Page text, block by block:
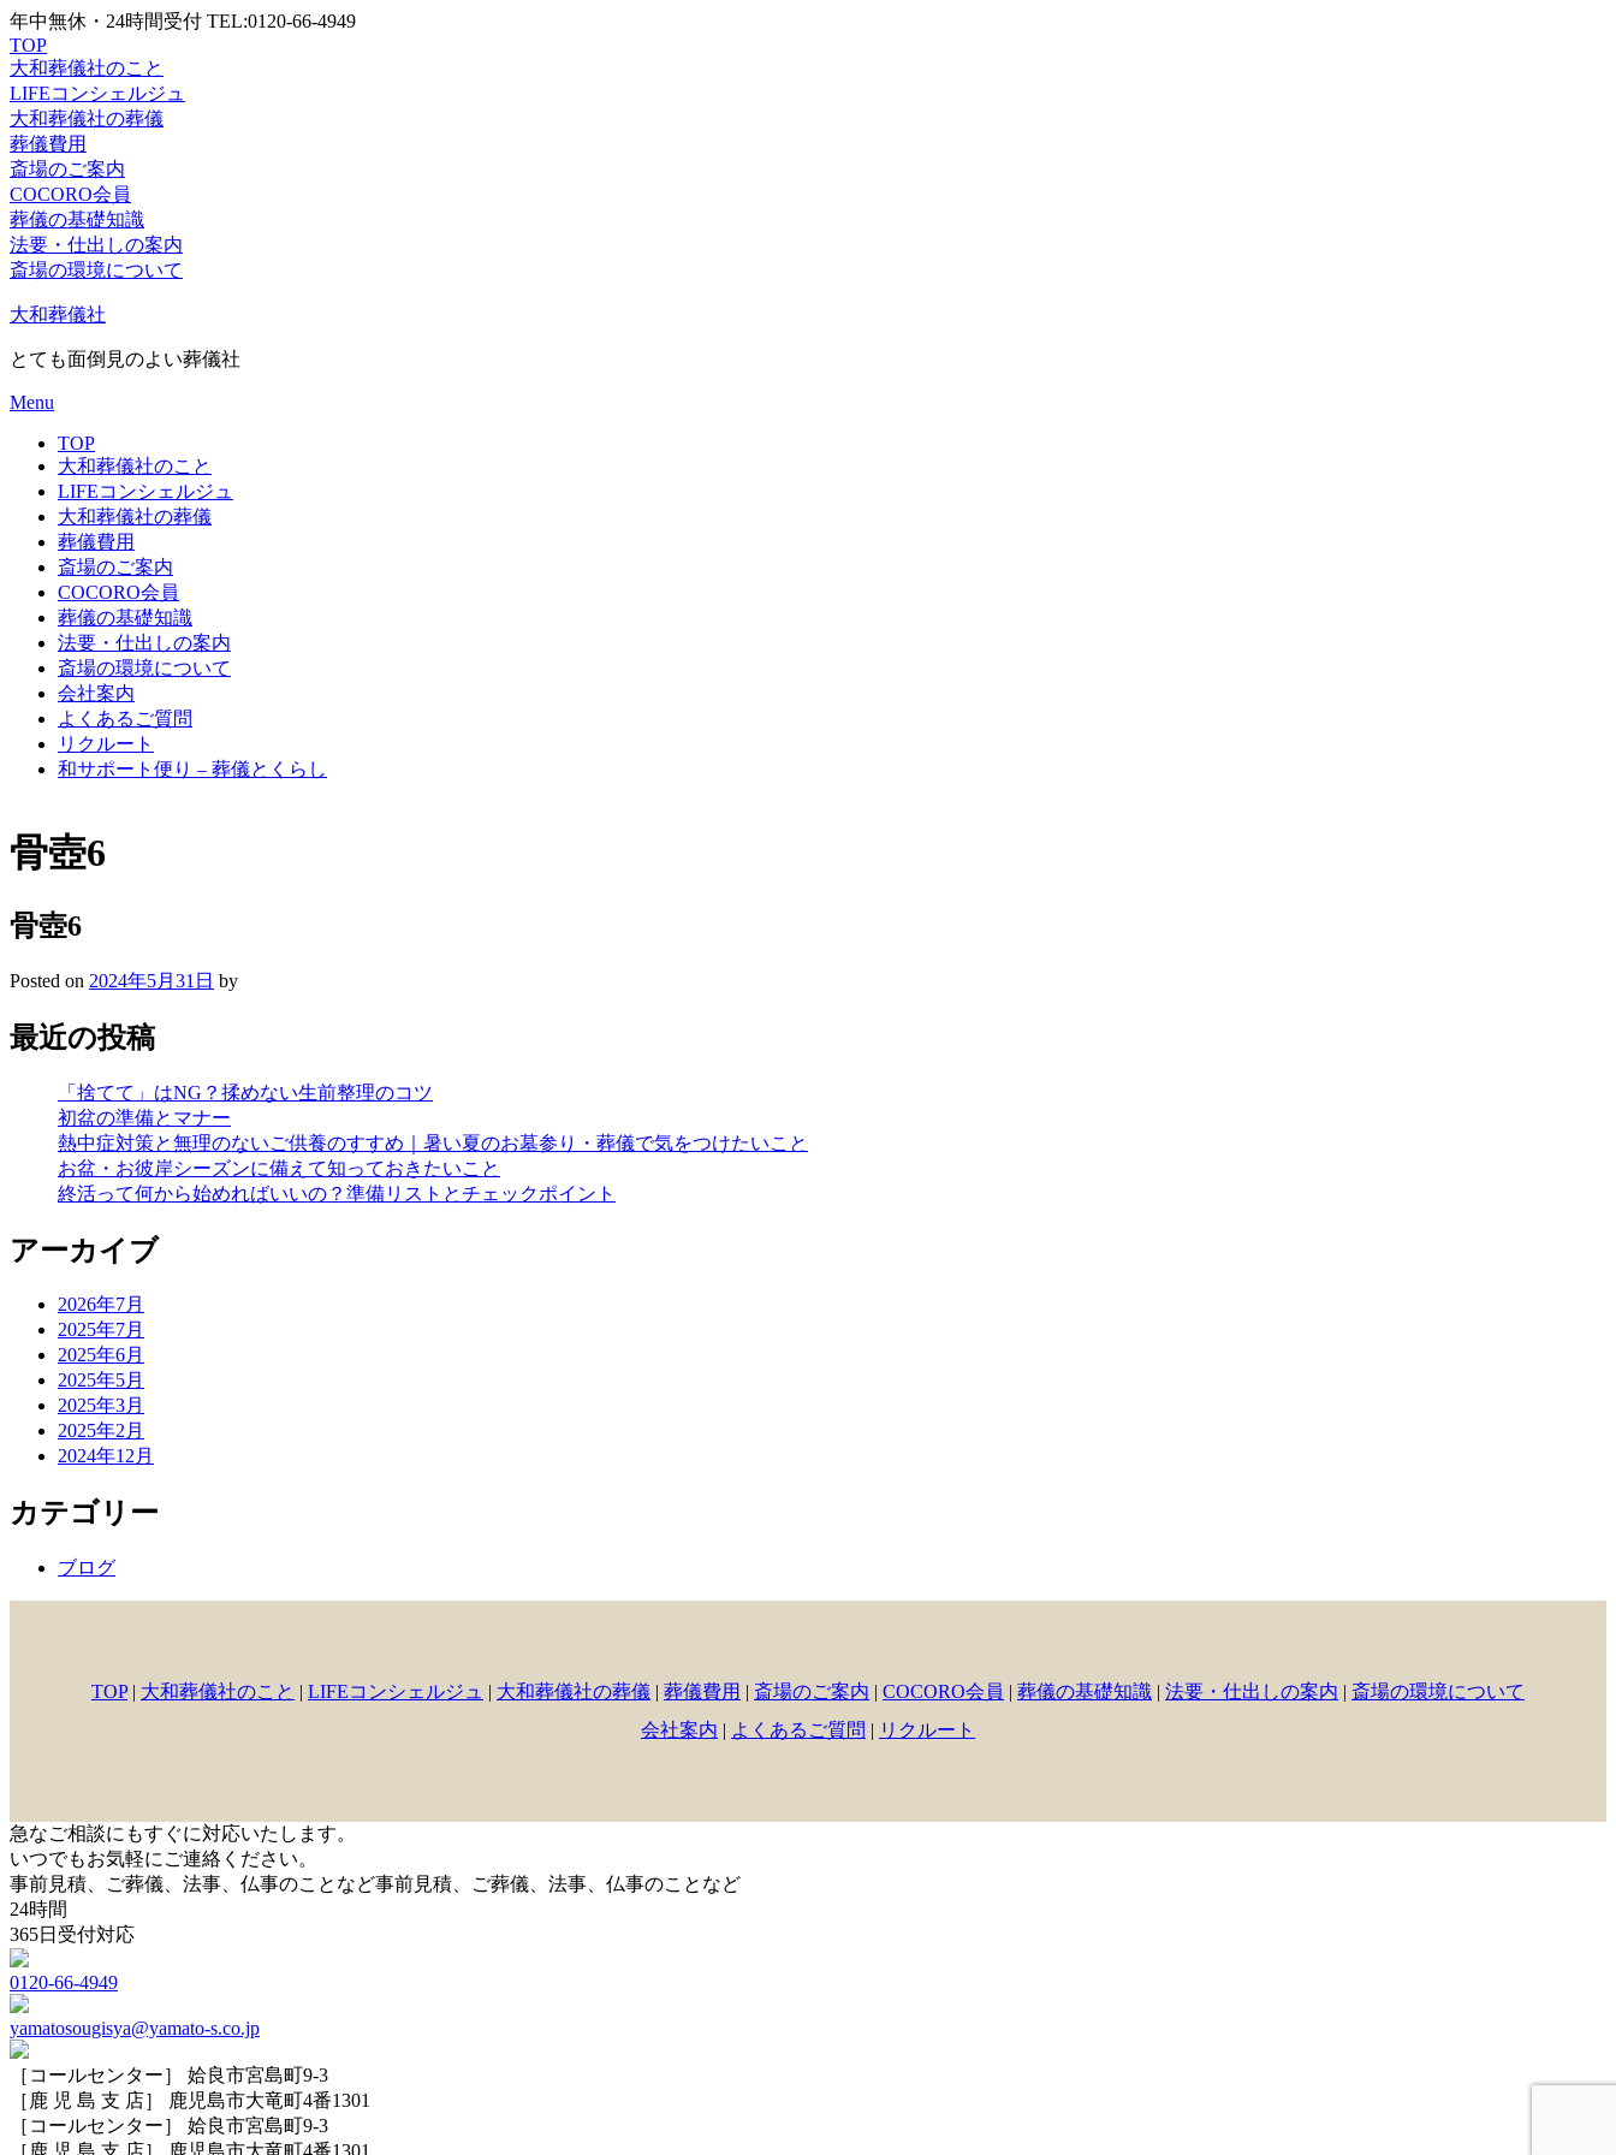
年中無休・24時間受付 TEL:0120-66-4949
TOP
大和葬儀社のこと
LIFEコンシェルジュ
大和葬儀社の葬儀
葬儀費用
斎場のご案内
COCORO会員
葬儀の基礎知識
法要・仕出しの案内
斎場の環境について
Skip
content
大和葬儀社
とても面倒見のよい葬儀社
Menu
TOP
大和葬儀社のこと
LIFEコンシェルジュ
大和葬儀社の葬儀
葬儀費用
斎場のご案内
COCORO会員
葬儀の基礎知識
法要・仕出しの案内
斎場の環境について
会社案内
よくあるご質問
リクルート
和サポート便り – 葬儀とくらし
骨壺6
骨壺6
Posted on 2024年5月31日 by
最近の投稿
「捨てて」はNG？揉めない生前整理のコツ
初盆の準備とマナー
熱中症対策と無理のないご供養のすすめ｜暑い夏のお墓参り・葬儀で気をつけたいこと
お盆・お彼岸シーズンに備えて知っておきたいこと
終活って何から始めればいいの？準備リストとチェックポイント
アーカイブ
2026年7月
2025年7月
2025年6月
2025年5月
2025年3月
2025年2月
2024年12月
カテゴリー
ブログ
TOP| 大和葬儀社のこと | LIFEコンシェルジュ | 大和葬儀社の葬儀 | 葬儀費用 | 斎場のご案内 | COCORO会員 | 葬儀の基礎知識 | 法要・仕出しの案内 | 斎場の環境について
会社案内 | よくあるご質問 | リクルート
急なご相談にもすぐに対応いたします。
いつでもお気軽にご連絡ください。
事前見積、ご葬儀、法事、仏事のことなど事前見積、ご葬儀、法事、仏事のことなど
24時間
365日受付対応
0120-66-4949
yamatosougisya@yamato-s.co.jp
［コールセンター］ 姶良市宮島町9-3
［鹿 児 島 支 店］ 鹿児島市大竜町4番1301
［コールセンター］ 姶良市宮島町9-3